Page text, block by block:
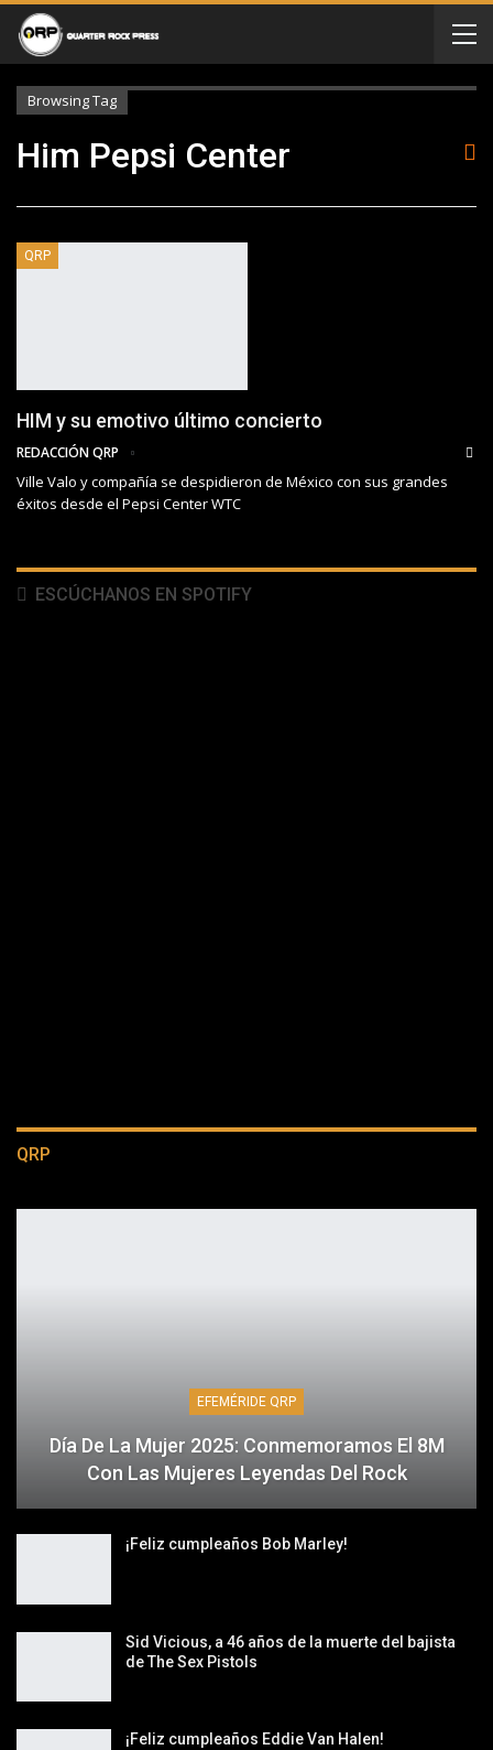
Browsing Tag
Him Pepsi Center
QRP
HIM y su emotivo último concierto
REDACCIÓN QRP
Ville Valo y compañía se despidieron de México con sus grandes
éxitos desde el Pepsi Center WTC
ESCÚCHANOS EN SPOTIFY
QRP
EFEMÉRIDE QRP
Día De La Mujer 2025: Conmemoramos El 8M
Con Las Mujeres Leyendas Del Rock
¡Feliz cumpleaños Bob Marley!
Sid Vicious, a 46 años de la muerte del bajista
de The Sex Pistols
¡Feliz cumpleaños Eddie Van Halen!